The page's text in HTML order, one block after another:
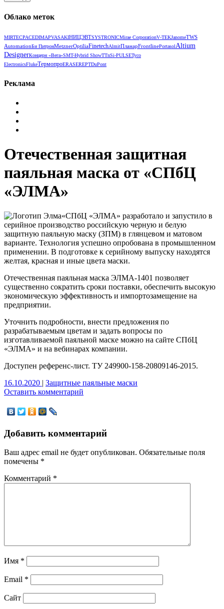
Облако меток
MIRTECРАСЕDIMAPVASAKIНИЦЭВТSYSTRONICMirae CorporationV‑TEKJanomeTWS
AutomationБи ПитронMetznerOptiliaFinetechAlmitПланарFrontlinePortasolAltium
DesignerКонцерн «Вега»SMT-Hybrid ShowTTnSi-PULSETyco
ElectronicsFlukeТермопроERASEREPTDuPont
Реклама
Отечественная защитная
паяльная маска от «СПбЦ
«ЭЛМА»
«СПбЦ «ЭЛМА» разработало и запустило в
серийное производство российскую черную и белую
защитную паяльную маску (ЗПМ) в глянцевом и матовом
варианте. Технология успешно опробована в промышленном
применении. В подготовке к серийному выпуску находятся
желтая, красная и иные цвета маски.
Отечественная паяльная маска ЭЛМА-1401 позволяет
существенно сократить сроки поставки, обеспечить высокую
экономическую эффективность и импортозамещение на
предприятии.
Уточнить подробности, внести предложения по
разрабатываемым цветам и задать вопросы по
изготавливаемой паяльной маске можно на сайте СПбЦ
«ЭЛМА» и на вебинарах компании.
Доступен референс-лист. ТУ 249900-158-20809146-2015.
16.10.2020 | Защитные паяльные маски
Оставить комментарий
Добавить комментарий
Ваш адрес email не будет опубликован. Обязательные поля
помечены *
Комментарий *
Имя *
Email *
Сайт